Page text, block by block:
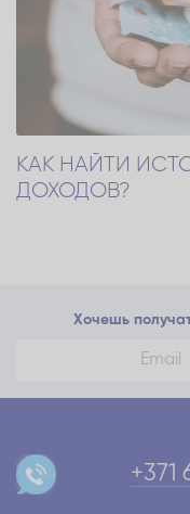
КАК НАЙТИ
ДОХОДОВ?
Хочешь
+371